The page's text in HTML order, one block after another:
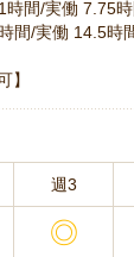
間/実働 7.75
間/実働 14.5時
】
週3
◎